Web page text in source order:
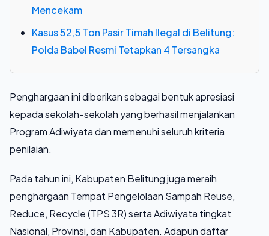
Mencekam
Kasus 52,5 Ton Pasir Timah Ilegal di Belitung:
Polda Babel Resmi Tetapkan 4 Tersangka
Penghargaan ini diberikan sebagai bentuk apresiasi
kepada sekolah-sekolah yang berhasil menjalankan
Program Adiwiyata dan memenuhi seluruh kriteria
penilaian.
Pada tahun ini, Kabupaten Belitung juga meraih
penghargaan Tempat Pengelolaan Sampah Reuse,
Reduce, Recycle (TPS 3R) serta Adiwiyata tingkat
Nasional, Provinsi, dan Kabupaten. Adapun daftar